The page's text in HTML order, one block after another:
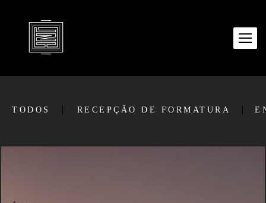
TODOS RECEPÇÃO DE FORMATURA